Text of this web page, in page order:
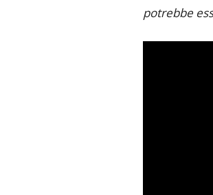
potrebbe